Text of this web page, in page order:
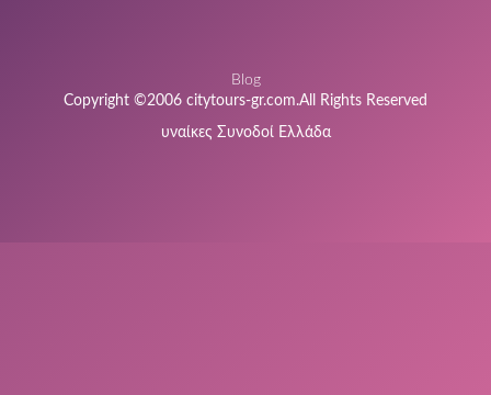
Blog
Copyright ©2006 citytours-gr.com.All Rights Reserved
υναίκες Συνοδοί Ελλάδα